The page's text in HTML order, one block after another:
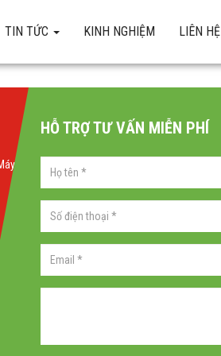
TIN TỨC KINH NGHIỆM LIÊN HỆ
HỖ TRỢ TƯ VẤN MIỄN PHÍ